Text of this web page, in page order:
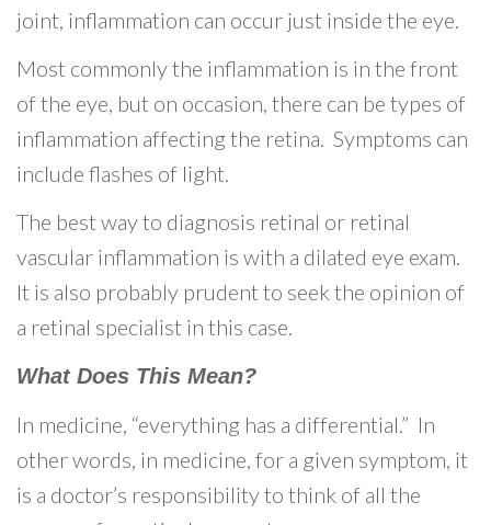
joint, inflammation can occur just inside the eye.
Most commonly the inflammation is in the front
of the eye, but on occasion, there can be types of
inflammation affecting the retina. Symptoms can
include flashes of light.
The best way to diagnosis retinal or retinal
vascular inflammation is with a dilated eye exam.
It is also probably prudent to seek the opinion of
a retinal specialist in this case.
What Does This Mean?
In medicine, “everything has a differential.” In
other words, in medicine, for a given symptom, it
is a doctor’s responsibility to think of all the